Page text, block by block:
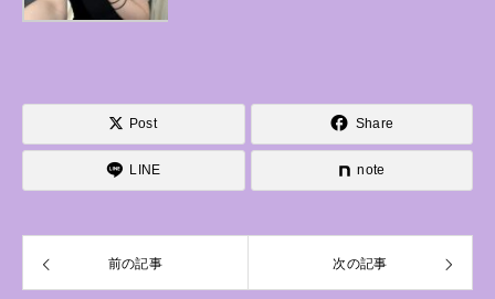
Post Share
LINE note
前の記事 次の記事